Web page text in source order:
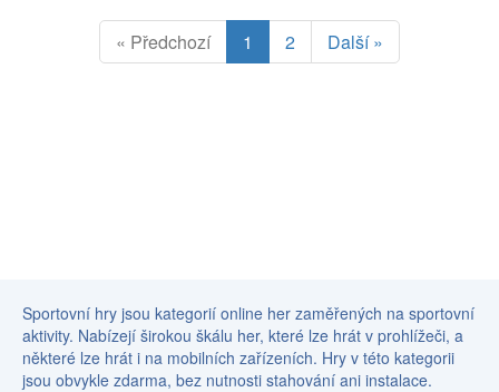
« Předchozí 1 2 Další »
Sportovní hry jsou kategorií online her zaměřených na sportovní
aktivity. Nabízejí širokou škálu her, které lze hrát v prohlížeči, a
některé lze hrát i na mobilních zařízeních. Hry v této kategorii
jsou obvykle zdarma, bez nutnosti stahování ani instalace.